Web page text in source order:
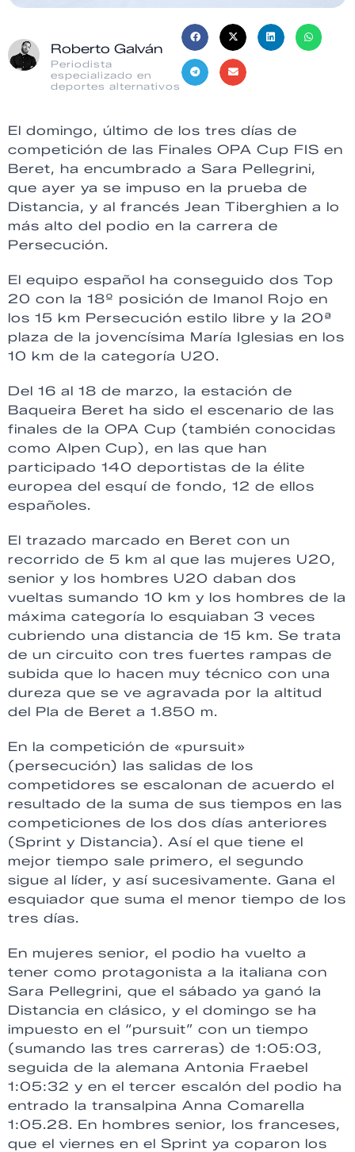
Roberto Galván
Periodista
especializado en
deportes alternativos
El domingo, último de los tres días de
competición de las Finales OPA Cup FIS en
Beret, ha encumbrado a Sara Pellegrini,
que ayer ya se impuso en la prueba de
Distancia, y al francés Jean Tiberghien a lo
más alto del podio en la carrera de
Persecución.
El equipo español ha conseguido dos Top
20 con la 18º posición de Imanol Rojo en
los 15 km Persecución estilo libre y la 20ª
plaza de la jovencísima María Iglesias en los
10 km de la categoría U20.
Del 16 al 18 de marzo, la estación de
Baqueira Beret ha sido el escenario de las
finales de la OPA Cup (también conocidas
como Alpen Cup), en las que han
participado 140 deportistas de la élite
europea del esquí de fondo, 12 de ellos
españoles.
El trazado marcado en Beret con un
recorrido de 5 km al que las mujeres U20,
senior y los hombres U20 daban dos
vueltas sumando 10 km y los hombres de la
máxima categoría lo esquiaban 3 veces
cubriendo una distancia de 15 km. Se trata
de un circuito con tres fuertes rampas de
subida que lo hacen muy técnico con una
dureza que se ve agravada por la altitud
del Pla de Beret a 1.850 m.
En la competición de «pursuit»
(persecución) las salidas de los
competidores se escalonan de acuerdo el
resultado de la suma de sus tiempos en las
competiciones de los dos días anteriores
(Sprint y Distancia). Así el que tiene el
mejor tiempo sale primero, el segundo
sigue al líder, y así sucesivamente. Gana el
esquiador que suma el menor tiempo de los
tres días.
En mujeres senior, el podio ha vuelto a
tener como protagonista a la italiana con
Sara Pellegrini, que el sábado ya ganó la
Distancia en clásico, y el domingo se ha
impuesto en el “pursuit” con un tiempo
(sumando las tres carreras) de 1:05:03,
seguida de la alemana Antonia Fraebel
1:05:32 y en el tercer escalón del podio ha
entrado la transalpina Anna Comarella
1:05.28. En hombres senior, los franceses,
que el viernes en el Sprint ya coparon los